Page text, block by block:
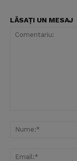
LĂSAȚI UN MESAJ